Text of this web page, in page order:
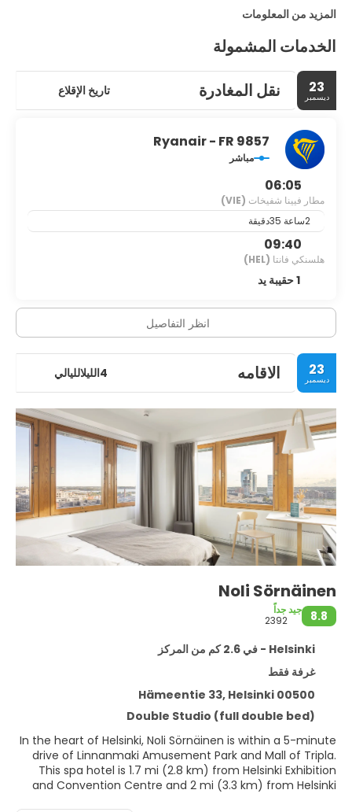
المزيد من المعلومات
الخدمات المشمولة
23
ديسمبر نقل المغادرة تاريخ الإقلاع
Ryanair - FR 9857
مباشر
06:05
مطار فيينا شفيخات (VIE)
09:40
هلسنكي فانتا (HEL)
1 حقيبة يد
انظر التفاصيل
23
ديسمبر الاقامه 4الليلالليالي
Noli Sörnäinen
8.8
جيد جداً
2392
Helsinki - في 2.6 كم من المركز
غرفة فقط
Hämeentie 33, Helsinki 00500
Double Studio (full double bed)
In the heart of Helsinki, Noli Sörnäinen is within a 5-minute
drive of Linnanmaki Amusement Park and Mall of Tripla.
This spa hotel is 1.7 mi (2.8 km) from Helsinki Exhibition
and Convention Centre and 2 mi (3.3 km) from Helsinki